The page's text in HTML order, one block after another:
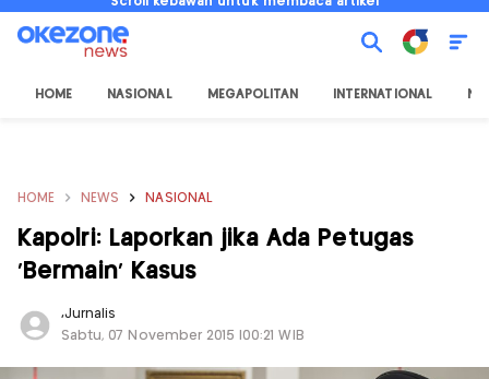
HOME NASIONAL MEGAPOLITAN INTERNATIONAL
HOME NEWS NASIONAL
Kapolri: Laporkan jika Ada Petugas
'Bermain' Kasus
,Jurnalis
Sabtu, 07 November 2015 |00:21 WIB